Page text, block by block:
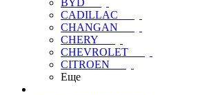
BYD
CADILLAC
CHANGAN
CHERY
CHEVROLET
CITROEN
Еще